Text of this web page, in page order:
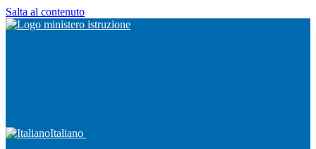
Salta al contenuto
Italiano